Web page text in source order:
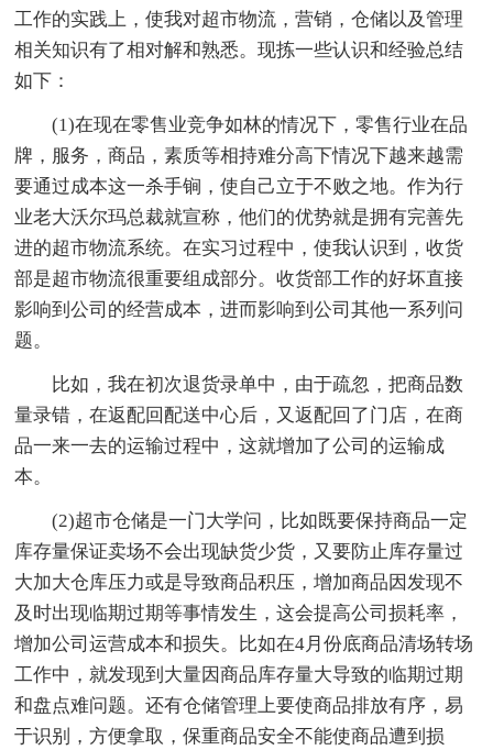
工作的实践上，使我对超市物流，营销，仓储以及管理
相关知识有了相对解和熟悉。现拣一些认识和经验总结
如下：
(1)在现在零售业竞争如林的情况下，零售行业在品
牌，服务，商品，素质等相持难分高下情况下越来越需
要通过成本这一杀手锏，使自己立于不败之地。作为行
业老大沃尔玛总裁就宣称，他们的优势就是拥有完善先
进的超市物流系统。在实习过程中，使我认识到，收货
部是超市物流很重要组成部分。收货部工作的好坏直接
影响到公司的经营成本，进而影响到公司其他一系列问
题。
比如，我在初次退货录单中，由于疏忽，把商品数
量录错，在返配回配送中心后，又返配回了门店，在商
品一来一去的运输过程中，这就增加了公司的运输成
本。
(2)超市仓储是一门大学问，比如既要保持商品一定
库存量保证卖场不会出现缺货少货，又要防止库存量过
大加大仓库压力或是导致商品积压，增加商品因发现不
及时出现临期过期等事情发生，这会提高公司损耗率，
增加公司运营成本和损失。比如在4月份底商品清场转场
工作中，就发现到大量因商品库存量大导致的临期过期
和盘点难问题。还有仓储管理上要使商品排放有序，易
于识别，方便拿取，保重商品安全不能使商品遭到损